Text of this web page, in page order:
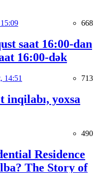
668
saat 16:00-dan
16:00-dək
14:51 713
inqilabı, yoxsa
490
Residence
The Story of